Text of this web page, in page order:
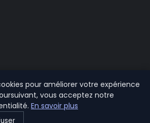
pour améliorer votre expérience
vous acceptez notre
En savoir plus